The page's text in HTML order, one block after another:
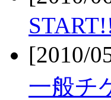
[2010/
一般チ